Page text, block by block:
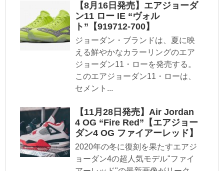
【8月16日発売】エアジョーダ
ン11 ロー IE “ヴォル
ト”【919712-700】
ジョーダン・ブランドは、夏に映
える鮮やかなカラーリングのエア
ジョーダン11・ローを発売する。
このエアジョーダン11・ローは、
セメント...
【11月28日発売】Air Jordan
4 OG “Fire Red”【エアジョー
ダン4 OG ファイアーレッド】
2020年の冬に復刻を果たすエアジ
ョーダン4の超人気モデル"ファイ